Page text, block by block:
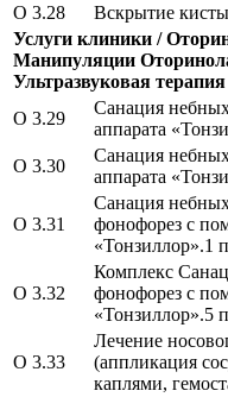
O 3.28
Вскрытие
Услуги клиники /
Манипуляции
Ультразвуковая терапия
O 3.29
Санация
аппарата
O 3.30
Санация
аппарата
O 3.31
Санация
фонофорез с
«Тонзиллор».1
O 3.32
Комплекс
фонофорез с
«Тонзиллор».5
O 3.33
Лечение
(аппликация
каплями,